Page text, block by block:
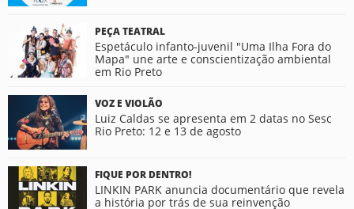
PEÇA TEATRAL
Espetáculo infanto-juvenil "Uma Ilha Fora do
Mapa" une arte e conscientização ambiental
em Rio Preto
VOZ E VIOLÃO
Luiz Caldas se apresenta em 2 datas no Sesc
Rio Preto: 12 e 13 de agosto
FIQUE POR DENTRO!
LINKIN PARK anuncia documentário que revela
a história por trás de sua reinvenção